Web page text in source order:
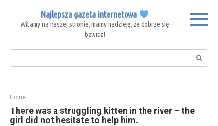
content
Najlepsza gazeta internetowa
Witamy na naszej stronie, mamy nadzieję, że dobrze się
bawisz!
Search:
Home
There was a struggling kitten in the river – the
girl did not hesitate to help him.